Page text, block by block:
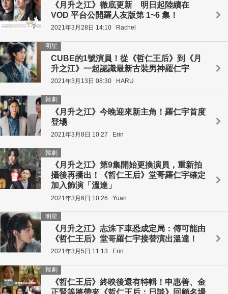
《月升之江》徹底更新 明日起陸續在
VOD 平台公開羅人友版第 1~6 集！
2021年3月28日 14:10 Rachel
CUBE的1號演員！從《哲仁王后》到《月
升之江》一起認識最新古裝男神羅仁宇
明星
2021年3月13日 08:30 HARU
《月升之江》今晚迎來新主角！羅仁宇首度
登場
韓劇
2021年3月8日 10:27 Erin
《月升之江》第9集開始更換演員，重新拍
攝後再播出！《哲仁王后》堂哥羅仁宇確定
加入飾演「溫達」
韓劇
2021年3月6日 10:26 Yuan
《月升之江》志洙下車恐成定局：傳可能由
《哲仁王后》堂哥羅仁宇接替演出溫達！
明星
2021年3月5日 11:13 Erin
《哲仁王后》終映後還有特輯！申惠善、金
正賢等將帶來《哲仁王后：日談》回顧名場
韓劇